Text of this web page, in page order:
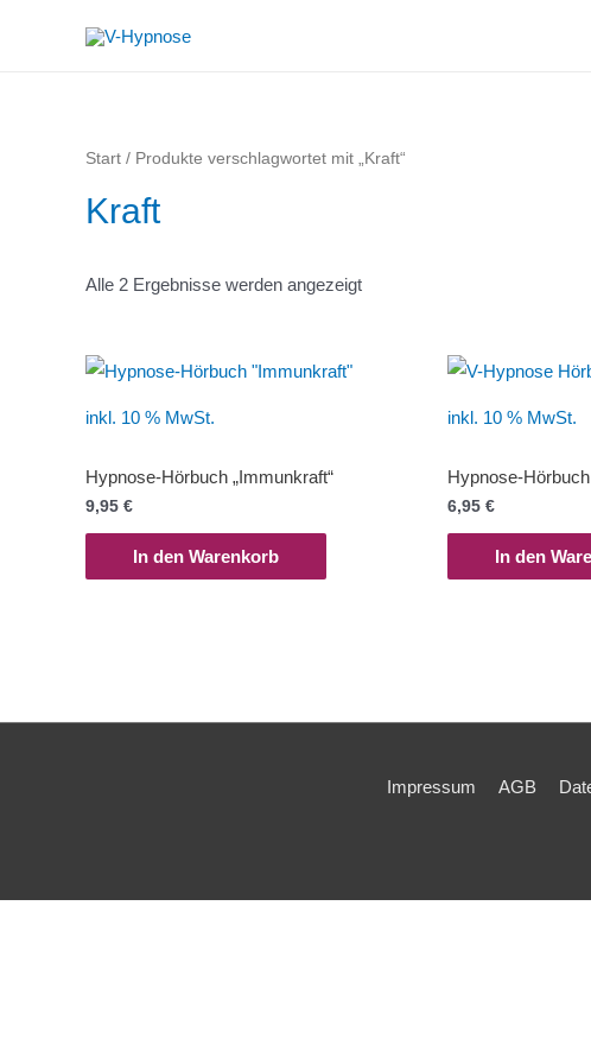
Start / Produkte verschlagwortet mit „Kraft“
Kraft
Alle 2 Ergebnisse werden angezeigt
inkl. 10 % MwSt.
Hypnose-Hörbuch „Immunkraft“
9,95 €
In den Warenkorb
inkl. 10 % MwSt.
Hypnose-Hörbuch
6,95 €
In den
Impressum AGB